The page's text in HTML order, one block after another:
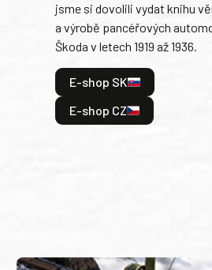
jsme si dovolili vydat knihu
a výrobě pancéřových
Škoda v letech 1919 až 1936.
E-shop SK
E-shop CZ